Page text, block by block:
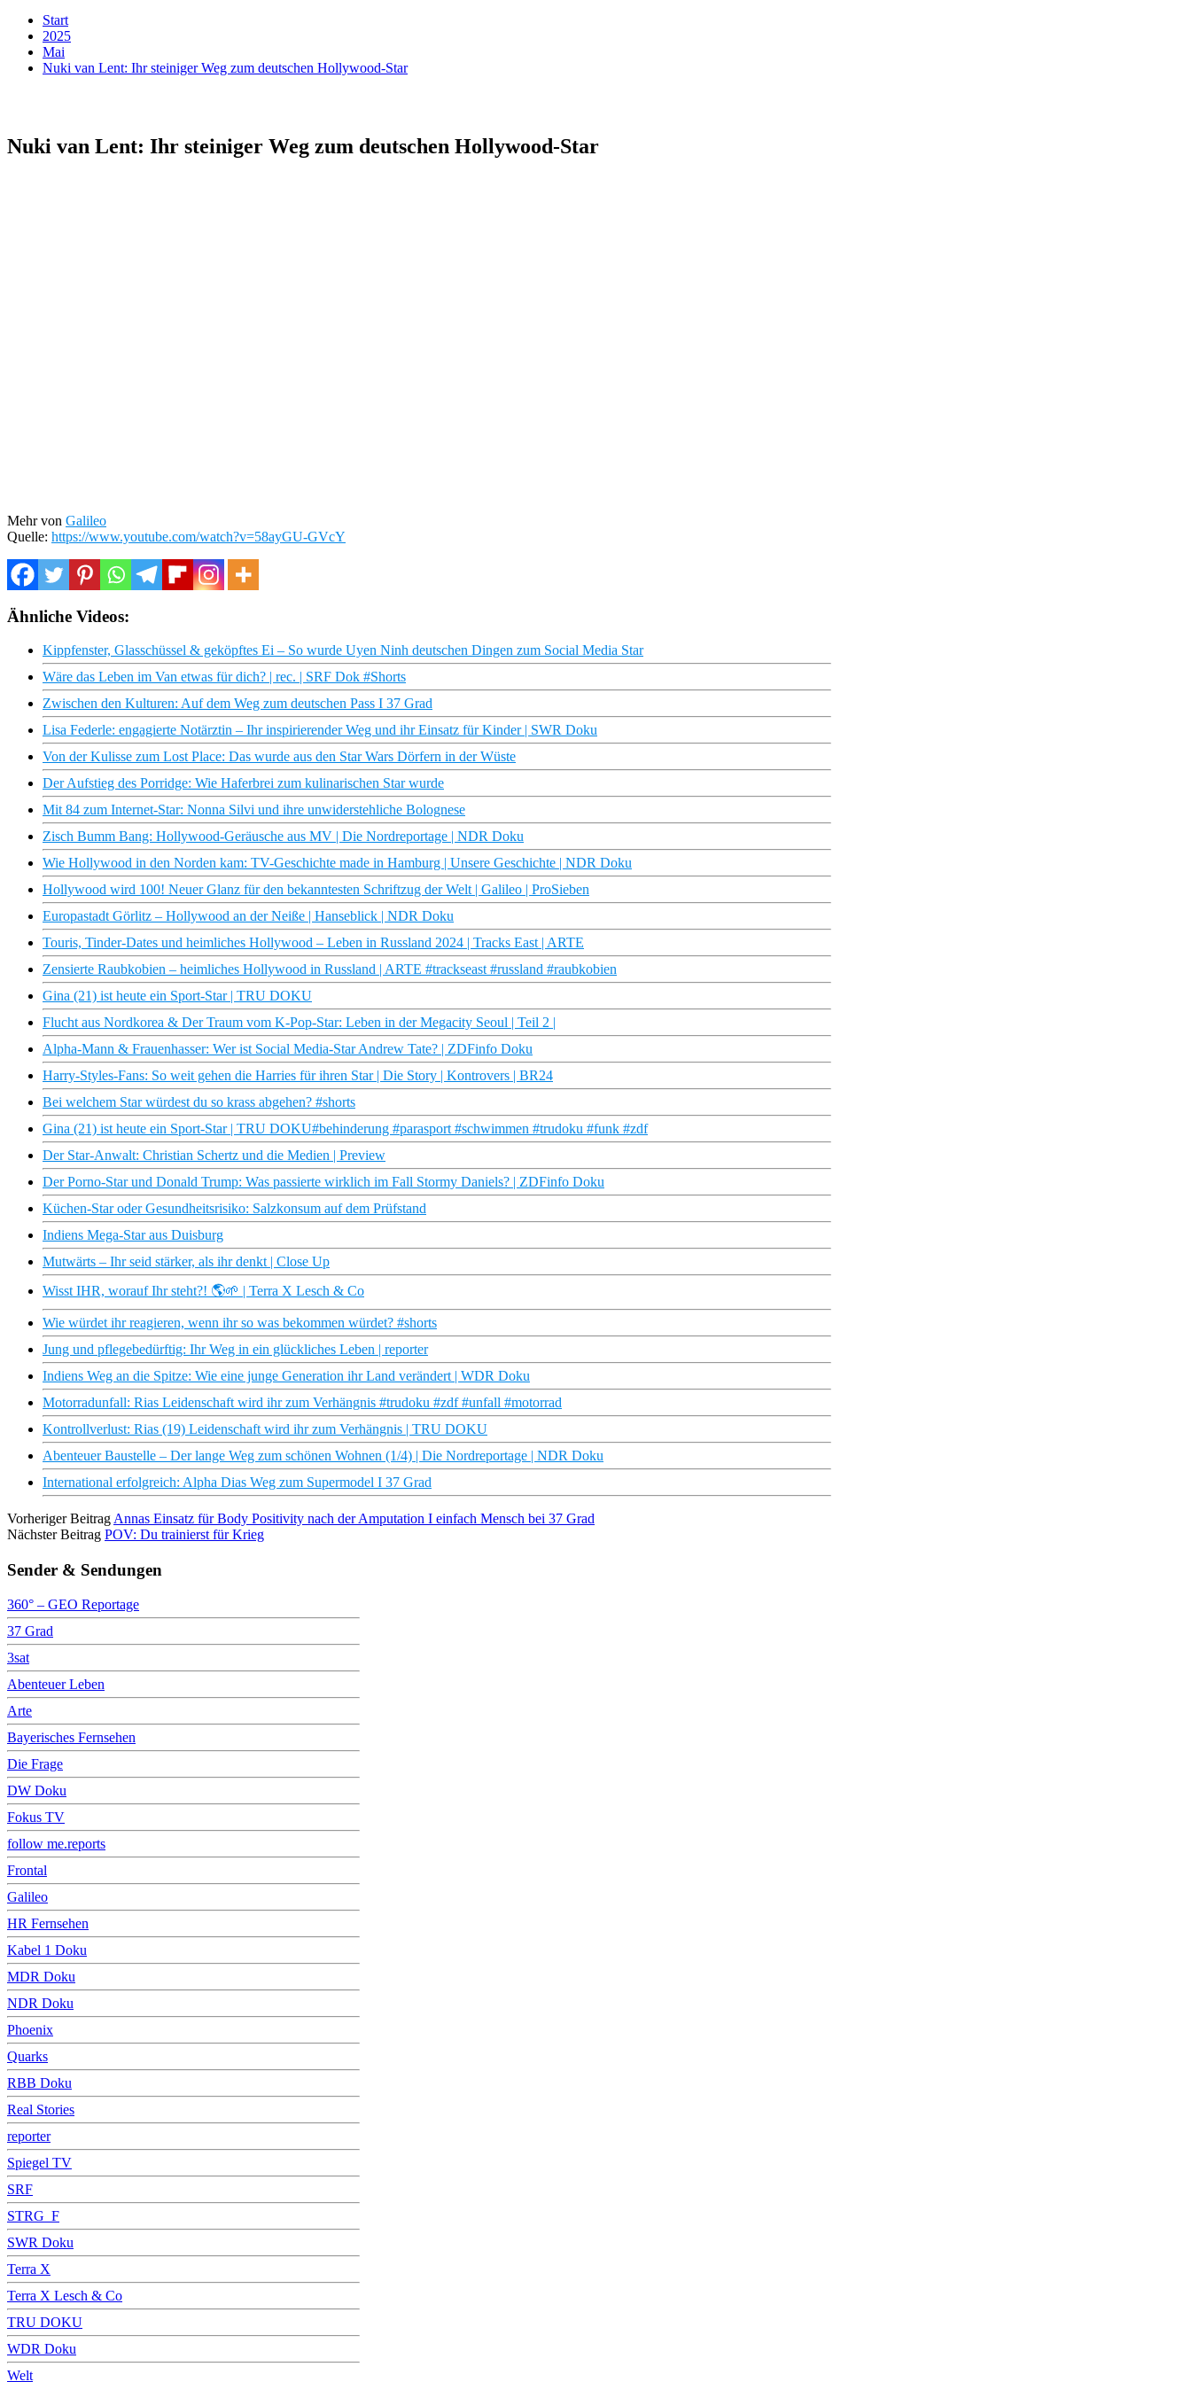
Start
2025
Mai
Nuki van Lent: Ihr steiniger Weg zum deutschen Hollywood-Star
Nuki van Lent: Ihr steiniger Weg zum deutschen Hollywood-Star
Mehr von Galileo
Quelle: https://www.youtube.com/watch?v=58ayGU-GVcY
Ähnliche Videos:
Kippfenster, Glasschüssel & geköpftes Ei – So wurde Uyen Ninh deutschen Dingen zum Social Media Star
Wäre das Leben im Van etwas für dich? | rec. | SRF Dok #Shorts
Zwischen den Kulturen: Auf dem Weg zum deutschen Pass I 37 Grad
Lisa Federle: engagierte Notärztin – Ihr inspirierender Weg und ihr Einsatz für Kinder | SWR Doku
Von der Kulisse zum Lost Place: Das wurde aus den Star Wars Dörfern in der Wüste
Der Aufstieg des Porridge: Wie Haferbrei zum kulinarischen Star wurde
Mit 84 zum Internet-Star: Nonna Silvi und ihre unwiderstehliche Bolognese
Zisch Bumm Bang: Hollywood-Geräusche aus MV | Die Nordreportage | NDR Doku
Wie Hollywood in den Norden kam: TV-Geschichte made in Hamburg | Unsere Geschichte | NDR Doku
Hollywood wird 100! Neuer Glanz für den bekanntesten Schriftzug der Welt | Galileo | ProSieben
Europastadt Görlitz – Hollywood an der Neiße | Hanseblick | NDR Doku
Touris, Tinder-Dates und heimliches Hollywood – Leben in Russland 2024 | Tracks East | ARTE
Zensierte Raubkobien – heimliches Hollywood in Russland | ARTE #trackseast #russland #raubkobien
Gina (21) ist heute ein Sport-Star | TRU DOKU
Flucht aus Nordkorea & Der Traum vom K-Pop-Star: Leben in der Megacity Seoul | Teil 2 |
Alpha-Mann & Frauenhasser: Wer ist Social Media-Star Andrew Tate? | ZDFinfo Doku
Harry-Styles-Fans: So weit gehen die Harries für ihren Star | Die Story | Kontrovers | BR24
Bei welchem Star würdest du so krass abgehen? #shorts
Gina (21) ist heute ein Sport-Star | TRU DOKU#behinderung #parasport #schwimmen #trudoku #funk #zdf
Der Star-Anwalt: Christian Schertz und die Medien | Preview
Der Porno-Star und Donald Trump: Was passierte wirklich im Fall Stormy Daniels? | ZDFinfo Doku
Küchen-Star oder Gesundheitsrisiko: Salzkonsum auf dem Prüfstand
Indiens Mega-Star aus Duisburg
Mutwärts – Ihr seid stärker, als ihr denkt | Close Up
Wisst IHR, worauf Ihr steht?! 🌎🌱 | Terra X Lesch & Co
Wie würdet ihr reagieren, wenn ihr so was bekommen würdet? #shorts
Jung und pflegebedürftig: Ihr Weg in ein glückliches Leben | reporter
Indiens Weg an die Spitze: Wie eine junge Generation ihr Land verändert | WDR Doku
Motorradunfall: Rias Leidenschaft wird ihr zum Verhängnis #trudoku #zdf #unfall #motorrad
Kontrollverlust: Rias (19) Leidenschaft wird ihr zum Verhängnis | TRU DOKU
Abenteuer Baustelle – Der lange Weg zum schönen Wohnen (1/4) | Die Nordreportage | NDR Doku
International erfolgreich: Alpha Dias Weg zum Supermodel I 37 Grad
Vorheriger Beitrag Annas Einsatz für Body Positivity nach der Amputation I einfach Mensch bei 37 Grad
Nächster Beitrag POV: Du trainierst für Krieg
Sender & Sendungen
360° – GEO Reportage
37 Grad
3sat
Abenteuer Leben
Arte
Bayerisches Fernsehen
Die Frage
DW Doku
Fokus TV
follow me.reports
Frontal
Galileo
HR Fernsehen
Kabel 1 Doku
MDR Doku
NDR Doku
Phoenix
Quarks
RBB Doku
Real Stories
reporter
Spiegel TV
SRF
STRG_F
SWR Doku
Terra X
Terra X Lesch & Co
TRU DOKU
WDR Doku
Welt